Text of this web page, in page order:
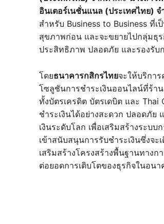
อินเตอร์เนชั่นแนล (ประเทศไทย) จ
สำหรับ Business to Business ที่
สุขภาพก่อน และจะขยายไปกลุ่มธุ
ประสิทธิภาพ ปลอดภัย และรองรับ
โดยธนาคารกสิกรไทยจะให้บริกา
โซลูชันการชำระเงินออนไลน์ที่ร้า
ทั้งบัตรเครดิต บัตรเดบิต และ Thai
ชำระเงินได้อย่างสะดวก ปลอดภั
เงินระดับโลก เพื่อเสริมสร้างระบ
เข้าสนับสนุนการรับชำระเงินซึ่งจ
เสริมสร้างโครงสร้างพื้นฐานทาง
ต่อยอดการเติบโตของธุรกิจในอนา